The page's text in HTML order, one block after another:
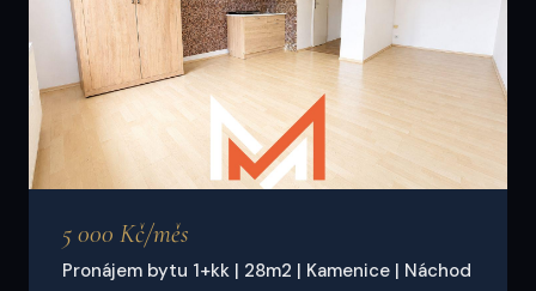
5 000 Kč/měs
Pronájem bytu 1+kk | 28m2 | Kamenice | Náchod